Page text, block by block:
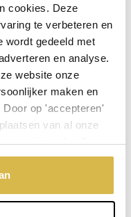
cookies. Deze
te verbeteren en
wordt gedeeld met
en analyse.
website onze
maken en
op 'accepteren'
van al onze
wijzigen' zelf
krijgen. En door te
cookies
voor meer
product